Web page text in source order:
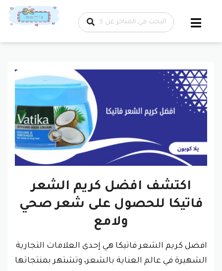
تخطي إلى
المحتوى
اكتشف افضل كريم الشعر
فاتيكا للحصول على شعر صحي
ولامع
افضل كريم الشعر فاتيكا هي إحدى العلامات التجارية
الشهيرة في عالم العناية بالشعر، وتشتهر بمنتجاتها